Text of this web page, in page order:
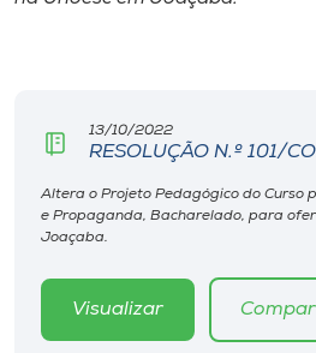
Editora
Rádio
13/10/2022
RESOLUÇÃO N.º 101/
Altera o Projeto Pedagógico do Curso
e Propaganda, Bacharelado, para
Joaçaba.
Visualizar